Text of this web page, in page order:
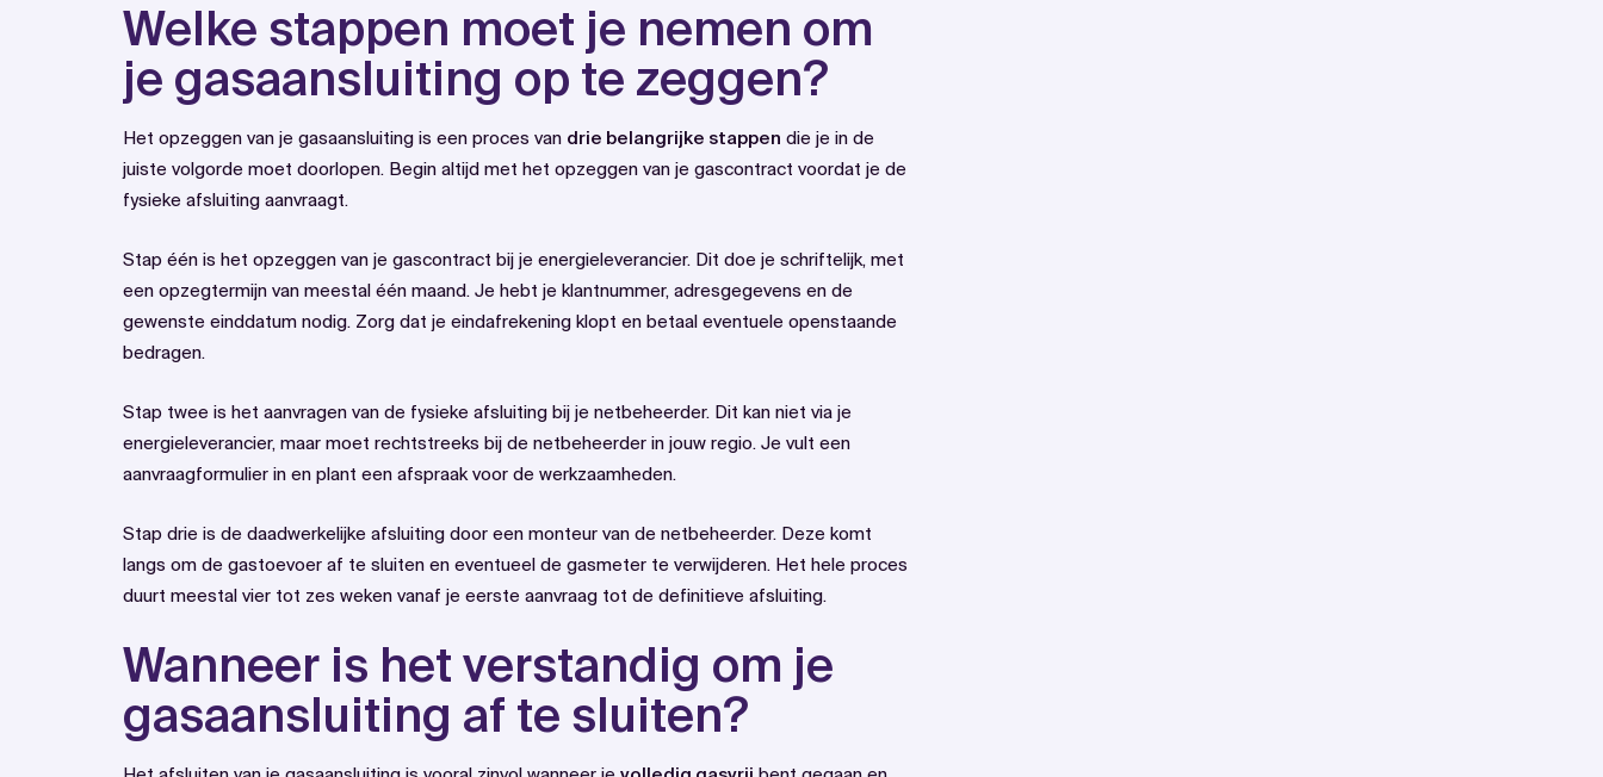
Welke stappen moet je nemen om
je gasaansluiting op te zeggen?
Het opzeggen van je gasaansluiting is een proces van drie belangrijke stappen die je in de
juiste volgorde moet doorlopen. Begin altijd met het opzeggen van je gascontract voordat je de
fysieke afsluiting aanvraagt.
Stap één is het opzeggen van je gascontract bij je energieleverancier. Dit doe je schriftelijk, met
een opzegtermijn van meestal één maand. Je hebt je klantnummer, adresgegevens en de
gewenste einddatum nodig. Zorg dat je eindafrekening klopt en betaal eventuele openstaande
bedragen.
Stap twee is het aanvragen van de fysieke afsluiting bij je netbeheerder. Dit kan niet via je
energieleverancier, maar moet rechtstreeks bij de netbeheerder in jouw regio. Je vult een
aanvraagformulier in en plant een afspraak voor de werkzaamheden.
Stap drie is de daadwerkelijke afsluiting door een monteur van de netbeheerder. Deze komt
langs om de gastoevoer af te sluiten en eventueel de gasmeter te verwijderen. Het hele proces
duurt meestal vier tot zes weken vanaf je eerste aanvraag tot de definitieve afsluiting.
Wanneer is het verstandig om je
gasaansluiting af te sluiten?